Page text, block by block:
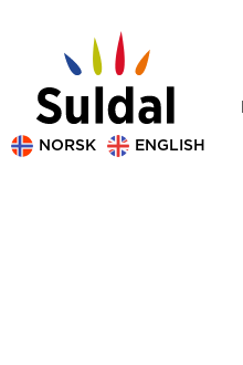
NORSK ENGLISH